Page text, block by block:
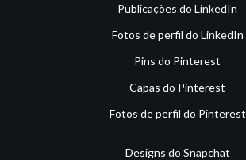
Publicações do LinkedIn
Fotos de perfil do LinkedIn
Pins do Pinterest
Capas do Pinterest
Fotos de perfil do Pinterest
Designs do Snapchat